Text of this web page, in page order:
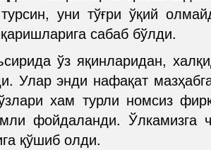
уни тўғри ўқий
сабаб бўлди.
ўз яқинларидан,
Улар энди нафақат
хам турли номсиз
фойдаланди.
қўшиб олди.